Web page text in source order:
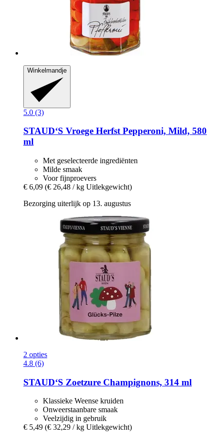
Winkelmandje
5.0 (3)
STAUD‘S Vroege Herfst Pepperoni, Mild, 580
ml
Met geselecteerde ingrediënten
Milde smaak
Voor fijnproevers
€ 6,09 (€ 26,48 / kg Uitlekgewicht)
Bezorging uiterlijk op 13. augustus
2 opties
4.8 (6)
STAUD‘S Zoetzure Champignons, 314 ml
Klassieke Weense kruiden
Onweerstaanbare smaak
Veelzijdig in gebruik
€ 5,49 (€ 32,29 / kg Uitlekgewicht)